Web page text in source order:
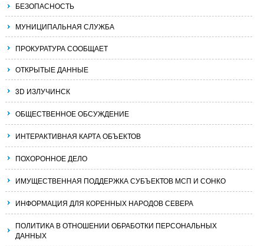
БЕЗОПАСНОСТЬ
МУНИЦИПАЛЬНАЯ СЛУЖБА
ПРОКУРАТУРА СООБЩАЕТ
ОТКРЫТЫЕ ДАННЫЕ
3D ИЗЛУЧИНСК
ОБЩЕСТВЕННОЕ ОБСУЖДЕНИЕ
ИНТЕРАКТИВНАЯ КАРТА ОБЪЕКТОВ
ПОХОРОННОЕ ДЕЛО
ИМУЩЕСТВЕННАЯ ПОДДЕРЖКА СУБЪЕКТОВ МСП И СОНКО
ИНФОРМАЦИЯ ДЛЯ КОРЕННЫХ НАРОДОВ СЕВЕРА
ПОЛИТИКА В ОТНОШЕНИИ ОБРАБОТКИ ПЕРСОНАЛЬНЫХ
ДАННЫХ